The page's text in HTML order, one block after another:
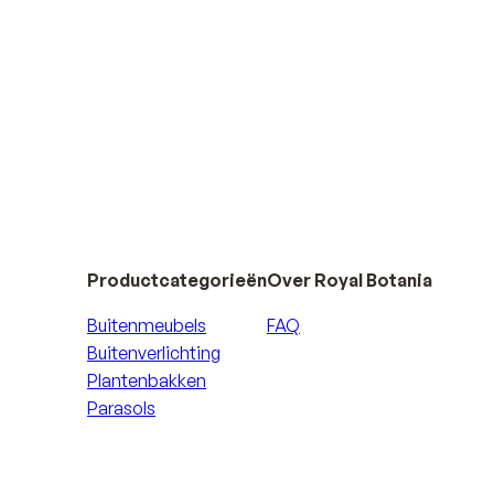
Productcategorieën
Buitenmeubels
Buitenverlichting
Plantenbakken
Parasols
Over Royal Botania
FAQ